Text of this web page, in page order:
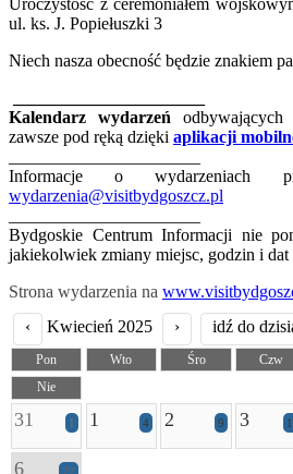
ul. ks. J. Popiełuszki 3
Niech nasza obecność będzie znakiem
Kalendarz wydarzeń
zawsze pod ręką dzięki aplikacji
Informacje o wydarzeniach
wydarzenia@visitbydgoszcz.pl
Bydgoskie Centrum Informacji nie
jakiekolwiek zmiany miejsc, godzin i dat
Strona wydarzenia na
‹
Kwiecień 2025 › idź do
Pon Wto Śro Czw
Nie
31 1 1 4 2 9 3
6